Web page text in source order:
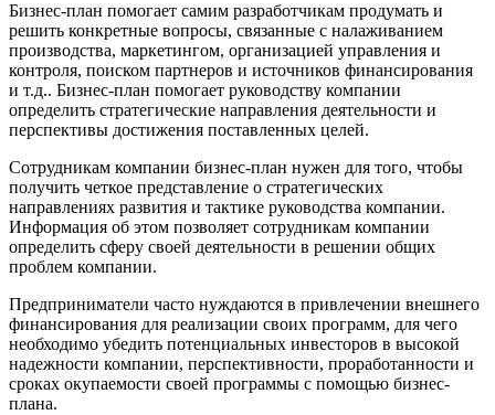
Бизнес-план помогает самим разработчикам продумать и
решить конкретные вопросы, связанные с налаживанием
производства, маркетингом, организацией управления и
контроля, поиском партнеров и источников финансирования
и т.д.. Бизнес-план помогает руководству компании
определить стратегические направления деятельности и
перспективы достижения поставленных целей.
Сотрудникам компании бизнес-план нужен для того, чтобы
получить четкое представление о стратегических
направлениях развития и тактике руководства компании.
Информация об этом позволяет сотрудникам компании
определить сферу своей деятельности в решении общих
проблем компании.
Предприниматели часто нуждаются в привлечении внешнего
финансирования для реализации своих программ, для чего
необходимо убедить потенциальных инвесторов в высокой
надежности компании, перспективности, проработанности и
сроках окупаемости своей программы с помощью бизнес-
плана.